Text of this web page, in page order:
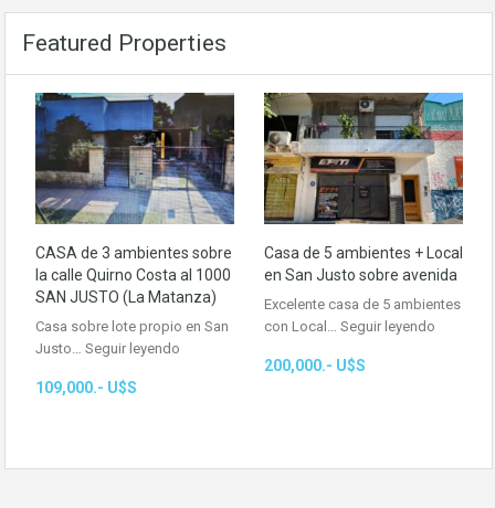
Featured Properties
CASA de 3 ambientes sobre
la calle Quirno Costa al 1000
SAN JUSTO (La Matanza)
Casa sobre lote propio en San
Justo… Seguir leyendo
109,000.- U$S
Casa de 5 ambientes + Local
en San Justo sobre avenida
Excelente casa de 5 ambientes
con Local… Seguir leyendo
200,000.- U$S